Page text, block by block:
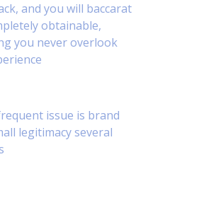
and you will baccarat
obtainable,
you never overlook
issue is brand
legitimacy several